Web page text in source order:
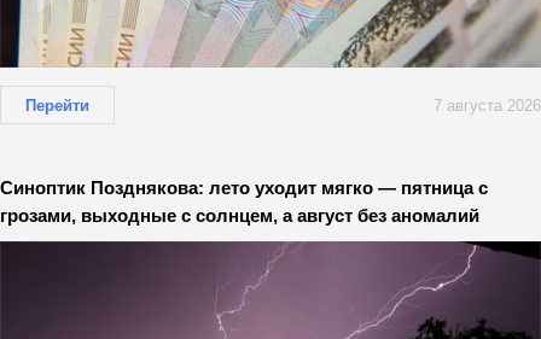
Перейти 7 августа 2026
Синоптик Позднякова: лето уходит мягко — пятница с
грозами, выходные с солнцем, а август без аномалий